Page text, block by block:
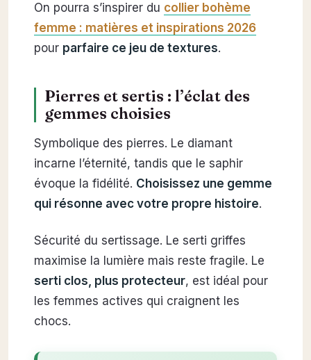
On pourra s’inspirer du collier bohème
femme : matières et inspirations 2026
pour parfaire ce jeu de textures.
Pierres et sertis : l’éclat des
gemmes choisies
Symbolique des pierres. Le diamant
incarne l’éternité, tandis que le saphir
évoque la fidélité. Choisissez une gemme
qui résonne avec votre propre histoire.
Sécurité du sertissage. Le serti griffes
maximise la lumière mais reste fragile. Le
serti clos, plus protecteur, est idéal pour
les femmes actives qui craignent les
chocs.